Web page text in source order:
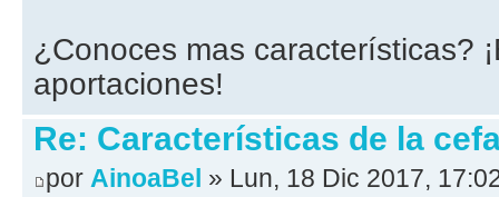
¿Conoces mas características?
aportaciones!
Re: Características de la
por AinoaBel » Lun, 18 Dic 2017,